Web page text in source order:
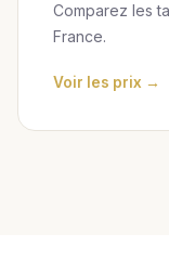
Comparez les
France.
Voir les prix →